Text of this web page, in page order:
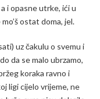
i opasne utrke, ići u
ostat doma, jel.
uz čakulu o svemu i
da se malo ubrzamo,
koraka ravno i
ligi cijelo vrijeme, ne